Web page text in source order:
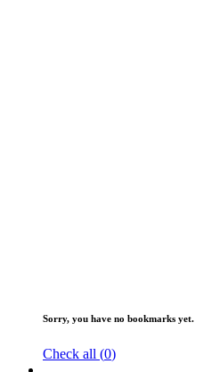
Sorry, you have no bookmarks yet.
Check all (0)